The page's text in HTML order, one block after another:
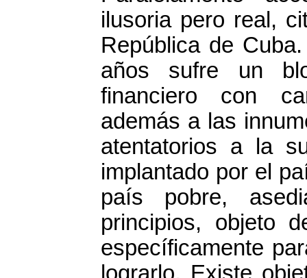
ilusoria pero real,
República de
años sufre un
financiero con
además a las
atentatorios a la
implantado por el
país pobre,
principios, objeto
específicamente
lograrlo. Existe